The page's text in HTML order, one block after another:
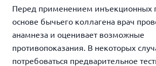
Перед применением инъекционных
основе бычьего коллагена врач
анамнеза и оценивает возможные
противопоказания. В некоторых
потребоваться предварительное